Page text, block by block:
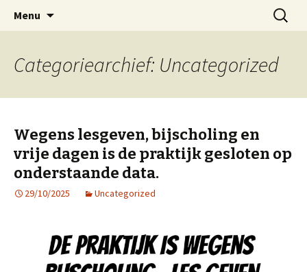
Pedicure Friesland
Medische Pedicure Marianne Mijdam
Menu
Zoeken
naar:
Categoriearchief: Uncategorized
Wegens lesgeven, bijscholing en
vrije dagen is de praktijk gesloten op
onderstaande data.
29/10/2025 Uncategorized